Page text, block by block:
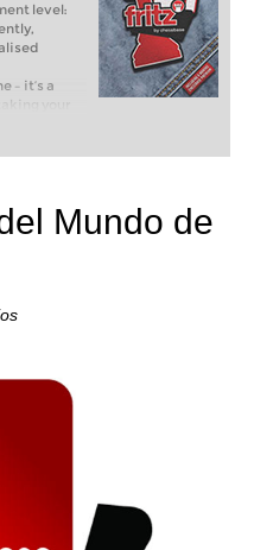
level:
– it’s a
your
or already
you can
with a
Mundo de